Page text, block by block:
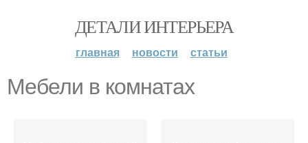
ДЕТАЛИ ИНТЕРЬЕРА
главная новости статьи
Мебели в комнатах